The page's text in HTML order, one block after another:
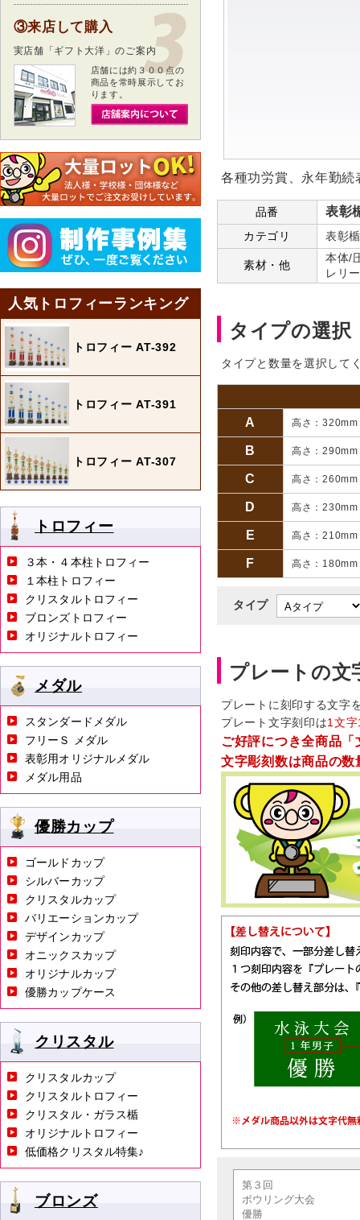
各種功労賞、永年勤
品番 表彰
カテゴリ 表彰
素材・他
本体/
レリ
タイプの選択
タイプと数量を選択して
A 高さ：
B 高さ：
C 高さ：
D 高さ：
E 高さ：
F 高さ：
タイプ
プレートの文
プレートに刻印する文字
プレート文字刻印は1文
ご好評につき全商品
文字彫刻数は商品の
③来店して購入
実店舗「ギフト大洋」のご案内
店舗には約３００点の
商品を常時展示してお
ります。
人気トロフィーランキング
トロフィー AT-392
トロフィー AT-391
トロフィー AT-307
トロフィー
３本・４本柱トロフィー
１本柱トロフィー
クリスタルトロフィー
ブロンズトロフィー
オリジナルトロフィー
メダル
スタンダードメダル
フリーＳ メダル
表彰用オリジナルメダル
メダル用品
優勝カップ
ゴールドカップ
シルバーカップ
クリスタルカップ
バリエーションカップ
デザインカップ
オニックスカップ
オリジナルカップ
優勝カップケース
クリスタル
クリスタルカップ
クリスタルトロフィー
クリスタル・ガラス楯
オリジナルトロフィー
低価格クリスタル特集♪
ブロンズ